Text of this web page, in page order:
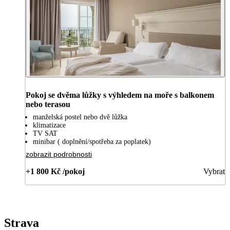
Pokoj se dvěma lůžky s výhledem na moře s balkonem
nebo terasou
manželská postel nebo dvě lůžka
klimatizace
TV SAT
minibar ( doplnění/spotřeba za poplatek)
zobrazit podrobnosti
+1 800 Kč /pokoj Vybrat
Strava